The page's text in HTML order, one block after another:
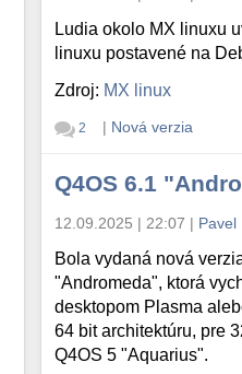
Ludia okolo MX linuxu
linuxu postavené na
Zdroj: MX linux
2 | Nová verzia
Q4OS 6.1
12.09.2025 | 22:07 | Pavel
Bola vydaná nová
"Andromeda", ktorá
desktopom Plasma
64 bit architektúru, pre
Q4OS 5 "Aquarius".